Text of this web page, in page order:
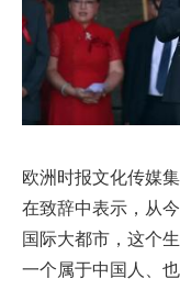
欧洲时报文化传媒
在致辞中表示，从
国际大都市，这个
一个属于中国人、